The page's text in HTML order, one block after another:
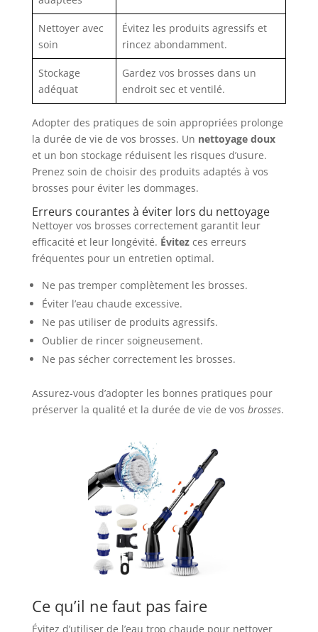
Nettoyer avec
soin
Évitez les produits agressifs et
rincez abondamment.
Stockage
adéquat
Gardez vos brosses dans un
endroit sec et ventilé.
Adopter des pratiques de soin appropriées prolonge
la durée de vie de vos brosses. Un nettoyage doux
et un bon stockage réduisent les risques d’usure.
Prenez soin de choisir des produits adaptés à vos
brosses pour éviter les dommages.
Erreurs courantes à éviter lors du nettoyage
Nettoyer vos brosses correctement garantit leur
efficacité et leur longévité. Évitezces erreurs
fréquentes pour un entretien optimal.
Ne pas tremper complètement les brosses.
Éviter l’eau chaude excessive.
Ne pas utiliser de produits agressifs.
Oublier de rincer soigneusement.
Ne pas sécher correctement les brosses.
Assurez-vous d’adopter les bonnes pratiques pour
préserver la qualité et la durée de vie de vos brosses.
Ce qu’il ne faut pas faire
Évitez d’utiliser de l’eau trop chaude pour nettoyer